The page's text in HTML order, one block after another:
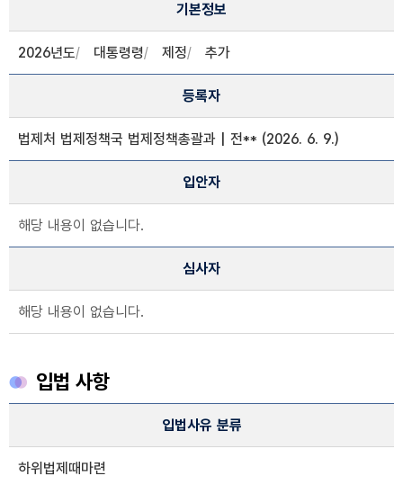
기본정보, 등록자, 입안자 , 심사자 정보제공
기본정보
2026년도 대통령령 제정 추가
등록자
법제처 법제정책국 법제정책총괄과 | 전** (2026. 6. 9.)
입안자
해당 내용이 없습니다.
심사자
해당 내용이 없습니다.
입법 사항
입법 사유 분류, 입법사유, 주요내용, 관련자료, 관련법령, 입법분류
입법사유 분류
하위법제때마련